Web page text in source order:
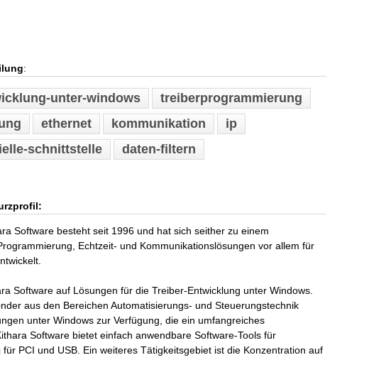
:
unter-windows
treiberprogrammierung
ethernet kommunikation
ip
schnittstelle daten-filtern
Software besteht seit 1996 und hat sich seither zu einem
Echtzeit- und Kommunikationslösungen vor allem für
Software auf Lösungen für die Treiber-Entwicklung unter Windows.
aus den Bereichen Automatisierungs- und Steuerungstechnik
unter Windows zur Verfügung, die ein umfangreiches
Software bietet einfach anwendbare Software-Tools für
PCI und USB. Ein weiteres Tätigkeitsgebiet ist die Konzentration auf